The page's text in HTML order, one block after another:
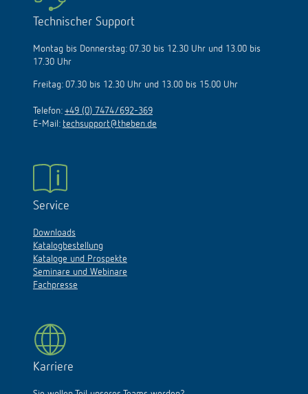
Technischer Support
Montag bis Donnerstag: 07.30 bis 12.30 Uhr und 13.00 bis
17.30 Uhr
Freitag: 07.30 bis 12.30 Uhr und 13.00 bis 15.00 Uhr
Telefon: +49 (0) 7474/692-369
E-Mail: techsupport@theben.de
Service
Downloads
Katalogbestellung
Kataloge und Prospekte
Seminare und Webinare
Fachpresse
Karriere